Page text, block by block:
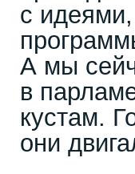
с
А мы
в
кустам.
они